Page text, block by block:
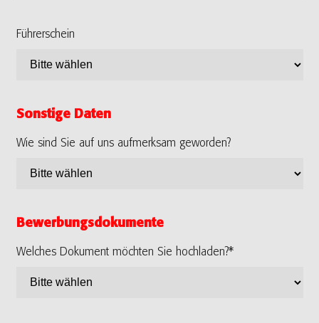
Führerschein
Sonstige Daten
Wie sind Sie auf uns aufmerksam geworden?
Bewerbungsdokumente
Welches Dokument möchten Sie hochladen?*